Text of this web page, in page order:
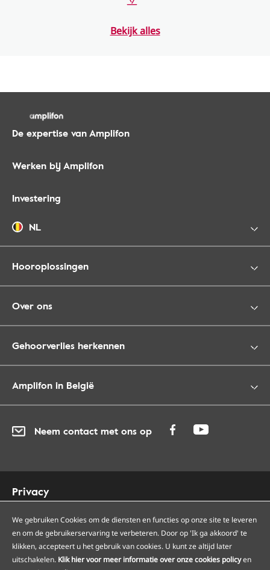
Bekijk alles
De expertise van Amplifon
Werken bij Amplifon
Investering
NL
Hooroplossingen
Over ons
Gehoorverlies herkennen
Amplifon in België
Neem contact met ons op
Privacy
Toegankelijkheid
Sitemap
Onze Amplifon hoorcentra
We gebruiken Cookies om de diensten en functies op onze site te leveren
en om de gebruikerservaring te verbeteren. Door op 'Ik ga akkoord' te
klikken, accepteert u het gebruik van cookies. U kunt ze altijd later
uitschakelen. Klik hier voor meer informatie over onze cookies policyen